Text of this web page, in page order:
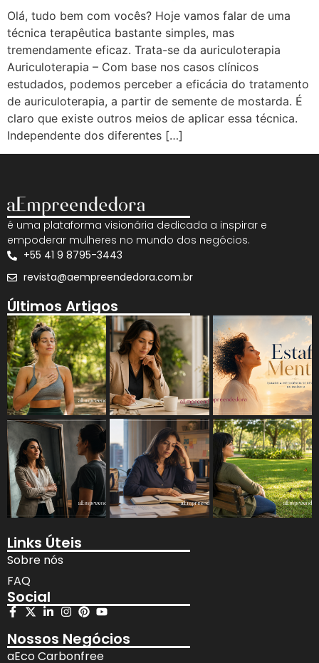
Olá, tudo bem com vocês? Hoje vamos falar de uma
técnica terapêutica bastante simples, mas
tremendamente eficaz. Trata-se da auriculoterapia
Auriculoterapia – Com base nos casos clínicos
estudados, podemos perceber a eficácia do tratamento
de auriculoterapia, a partir de semente de mostarda. É
claro que existe outros meios de aplicar essa técnica.
Independente dos diferentes […]
é uma plataforma visionária dedicada a inspirar e
empoderar mulheres no mundo dos negócios.
+55 41 9 8795-3443
revista@aempreendedora.com.br
Últimos Artigos
Links Úteis
Sobre nós
FAQ
Social
Nossos Negócios
aEco Carbonfree